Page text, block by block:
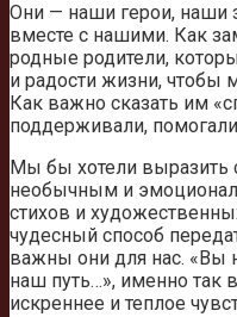
Они — наши герои, наши
вместе с нашими. Как
родные родители,
и радости жизни, чтобы
Как важно сказать им
поддерживали,
Мы бы хотели выразить
необычным и
стихов и
чудесный способ
важны они для нас. «Вы
наш путь…», именно так
искреннее и теплое